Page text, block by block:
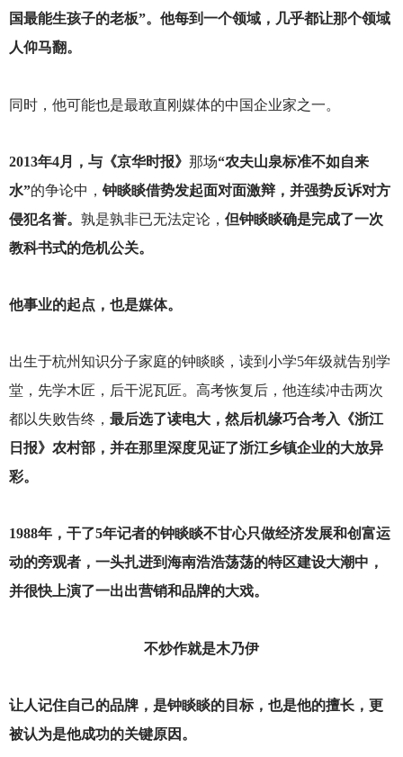
国最能生孩子的老板”。他每到一个领域，几乎都让那个领域
人仰马翻。
同时，他可能也是最敢直刚媒体的中国企业家之一。
2013年4月，与《京华时报》 那场“农夫山泉标准不如自来
水”的争论中， 钟睒睒借势发起面对面激辩，并强势反诉对方
侵犯名誉。 孰是孰非已无法定论， 但钟睒睒确是完成了一次
教科书式的危机公关。
他事业的起点，也是媒体。
出生于杭州知识分子家庭的钟睒睒，读到小学5年级就告别学
堂，先学木匠，后干泥瓦匠。高考恢复后，他连续冲击两次
都以失败告终， 最后选了读电大，然后机缘巧合考入《浙江
日报》农村部，并在那里深度见证了浙江乡镇企业的大放异
彩。
1988年，干了5年记者的钟睒睒不甘心只做经济发展和创富运
动的旁观者，一头扎进到海南浩浩荡荡的特区建设大潮中，
并很快上演了一出出营销和品牌的大戏。
不炒作就是木乃伊
让人记住自己的品牌，是钟睒睒的目标，也是他的擅长，更
被认为是他成功的关键原因。